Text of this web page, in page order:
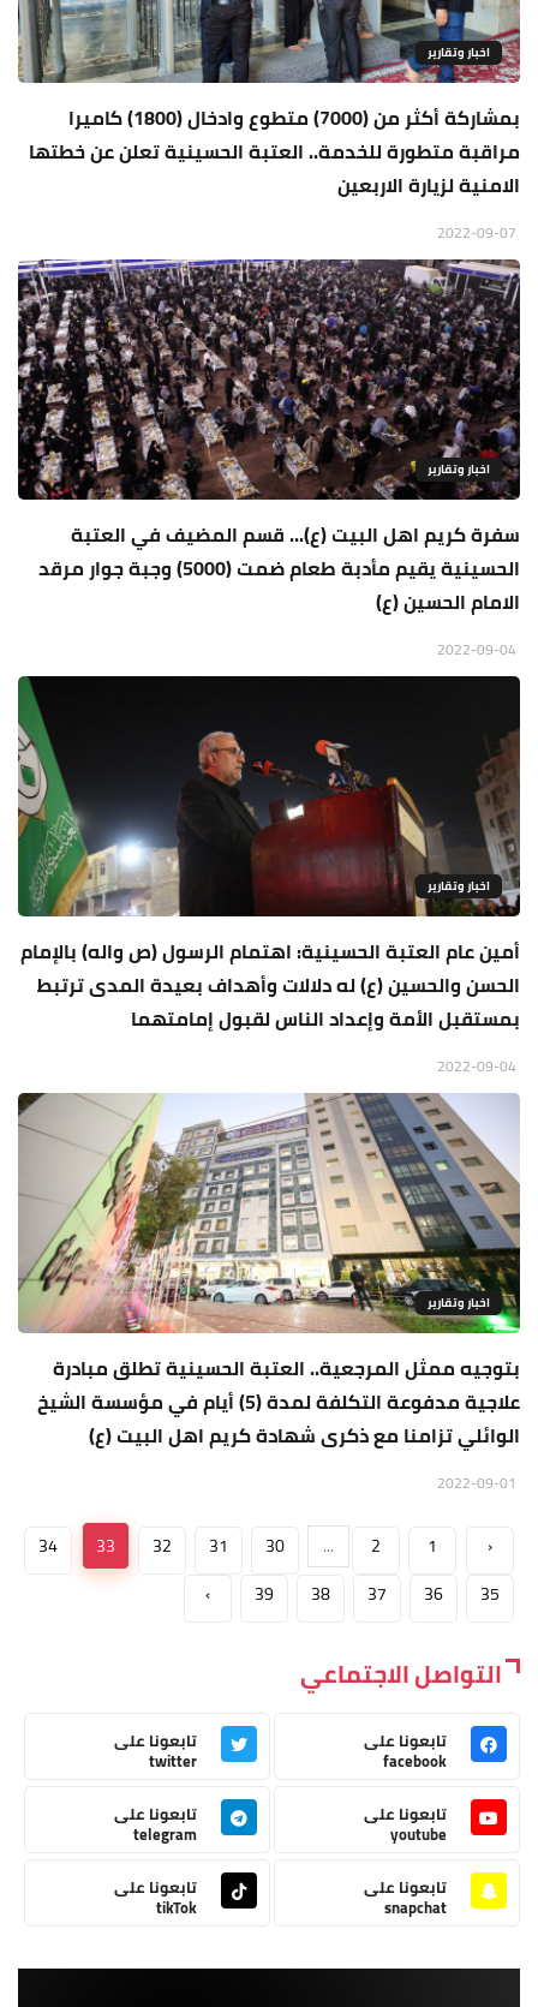
اخبار وتقارير
بمشاركة أكثر من (7000) متطوع وادخال (1800) كاميرا
مراقبة متطورة للخدمة.. العتبة الحسينية تعلن عن خطتها
الامنية لزيارة الاربعين
اخبار وتقارير
سفرة كريم اهل البيت (ع)... قسم المضيف في العتبة
الحسينية يقيم مأدبة طعام ضمت (5000) وجبة جوار مرقد
الامام الحسين (ع)
اخبار وتقارير
أمين عام العتبة الحسينية: اهتمام الرسول (ص واله) بالإمام
الحسن والحسين (ع) له دلالات وأهداف بعيدة المدى ترتبط
بمستقبل الأمة وإعداد الناس لقبول إمامتهما
اخبار وتقارير
بتوجيه ممثل المرجعية.. العتبة الحسينية تطلق مبادرة
علاجية مدفوعة التكلفة لمدة (5) أيام في مؤسسة الشيخ
الوائلي تزامنا مع ذكرى شهادة كريم اهل البيت (ع)
‹
1
2
...
30
31
32
33
34
35
36
37
38
39
›
التواصل الاجتماعي
تابعونا على
facebook
تابعونا على
twitter
تابعونا على
youtube
تابعونا على
telegram
تابعونا على
snapchat
تابعونا على
tikTok